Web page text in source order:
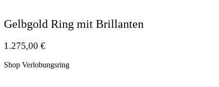
Gelbgold Ring mit Brillanten
1.275,00 €
Shop Verlobungsring